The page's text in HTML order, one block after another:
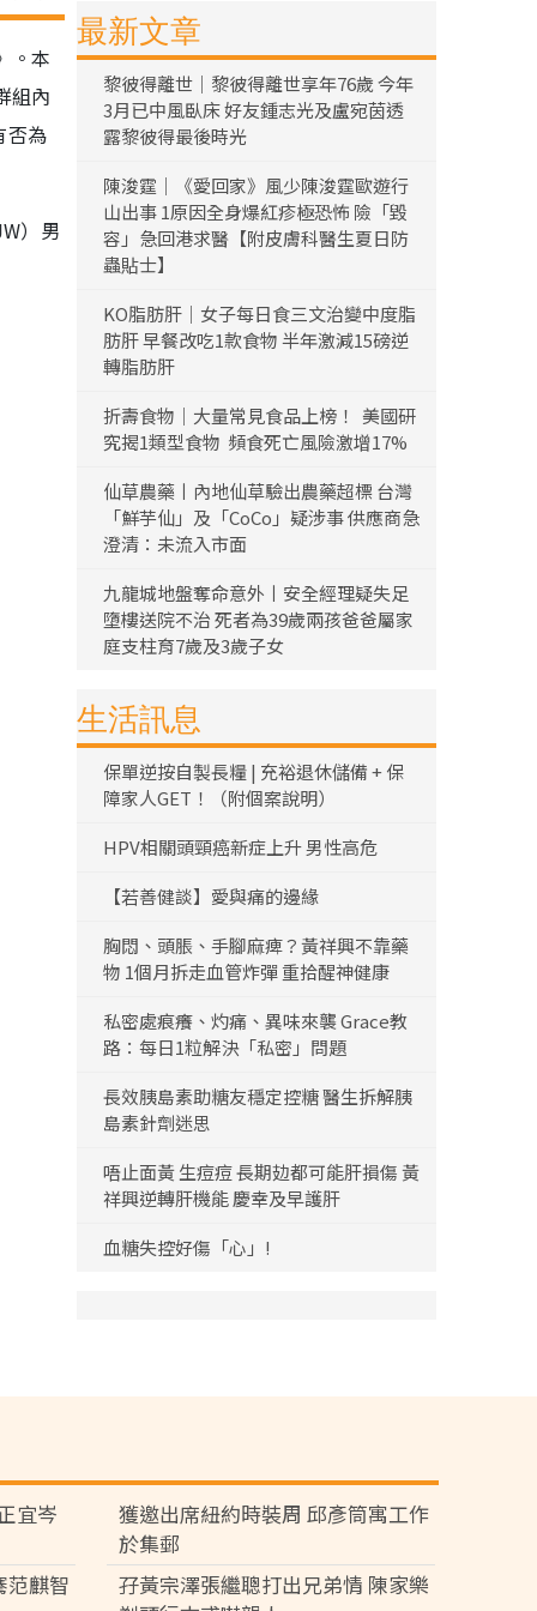
。本
組內
否為
）男
最新文章
黎彼得離世｜黎彼得離世享年76歲 今年
3月已中風臥床 好友鍾志光及盧宛茵透
露黎彼得最後時光
陳浚霆｜《愛回家》風少陳浚霆歐遊行
山出事 1原因全身爆紅疹極恐怖 險「毀
容」急回港求醫【附皮膚科醫生夏日防
蟲貼士】
KO脂肪肝｜女子每日食三文治變中度脂
肪肝 早餐改吃1款食物 半年激減15磅逆
轉脂肪肝
折壽食物｜大量常見食品上榜！ 美國研
究揭1類型食物 頻食死亡風險激增17%
仙草農藥丨內地仙草驗出農藥超標 台灣
「鮮芋仙」及「CoCo」疑涉事 供應商急
澄清：未流入市面
九龍城地盤奪命意外丨安全經理疑失足
墮樓送院不治 死者為39歲兩孩爸爸屬家
庭支柱育7歲及3歲子女
生活訊息
保單逆按自製長糧 | 充裕退休儲備 + 保
障家人GET！（附個案說明）
HPV相關頭頸癌新症上升 男性高危
【若善健談】愛與痛的邊緣
胸悶、頭脹、手腳麻痺？黃祥興不靠藥
物 1個月拆走血管炸彈 重拾醒神健康
私密處痕癢、灼痛、異味來襲 Grace教
路：每日1粒解決「私密」問題
長效胰島素助糖友穩定控糖 醫生拆解胰
島素針劑迷思
唔止面黃 生痘痘 長期攰都可能肝損傷 黃
祥興逆轉肝機能 慶幸及早護肝
血糖失控好傷「心」!
宜岑
獲邀出席紐約時裝周 邱彥筒寓工作
於集郵
范麒智
孖黃宗澤張繼聰打出兄弟情 陳家樂